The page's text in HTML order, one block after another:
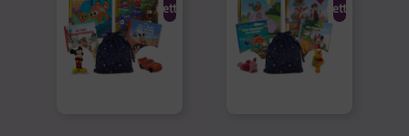
detta
detta